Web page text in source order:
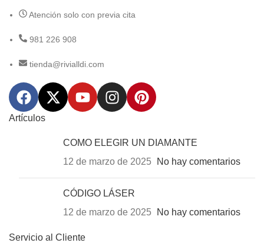
Atención solo con previa cita
981 226 908
tienda@rivialldi.com
Artículos
COMO ELEGIR UN DIAMANTE
12 de marzo de 2025
No hay comentarios
CÓDIGO LÁSER
12 de marzo de 2025
No hay comentarios
Servicio al Cliente